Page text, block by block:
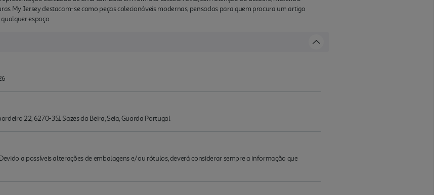
My Jersey destacam-se como peças colecionáveis modernas, pensadas para quem procura um artigo
espaço.
22, 6270-351 Sazes da Beira, Seia, Guarda Portugal
a possíveis alterações de embalagens e/ou rótulos, deverá considerar sempre a informação que